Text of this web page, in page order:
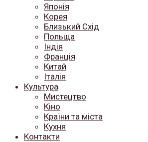
Японія
Корея
Близький Схід
Польща
Індія
Франція
Китай
Італія
Культура
Мистецтво
Кіно
Країни та міста
Кухня
Контакти